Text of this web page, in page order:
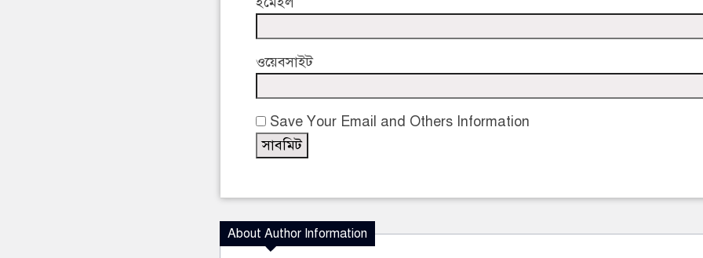
ওয়েবসাইট
Save Your Email and Others Information
About Author Information